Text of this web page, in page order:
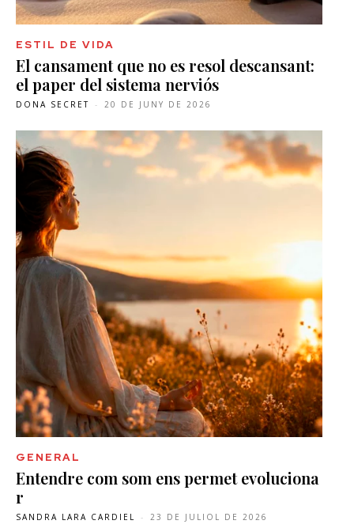
ESTIL DE VIDA
El cansament que no es resol descansant:
el paper del sistema nerviós
DONA SECRET - 20 DE JUNY DE 2026
GENERAL
Entendre com som ens permet evoluciona
r
SANDRA LARA CARDIEL - 23 DE JULIOL DE 2026